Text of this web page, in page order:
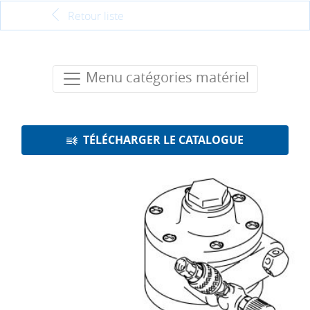
Retour liste
Menu catégories matériel
TÉLÉCHARGER LE CATALOGUE